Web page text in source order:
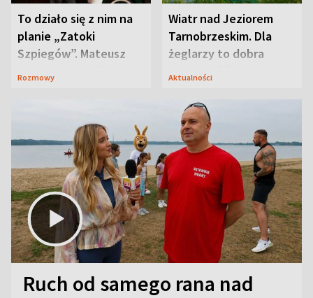
To działo się z nim na
planie „Zatoki
Szpiegów”. Mateusz
Janicki odsłonił
Rozmowy
Wiatr nad Jeziorem
Tarnobrzeskim. Dla
żeglarzy to dobra
wiadomość
Aktualności
Ruch od samego rana nad